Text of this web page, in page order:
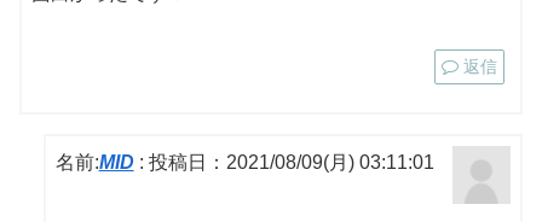
返信
名前:MID : 投稿日：2021/08/09(月) 03:11:01